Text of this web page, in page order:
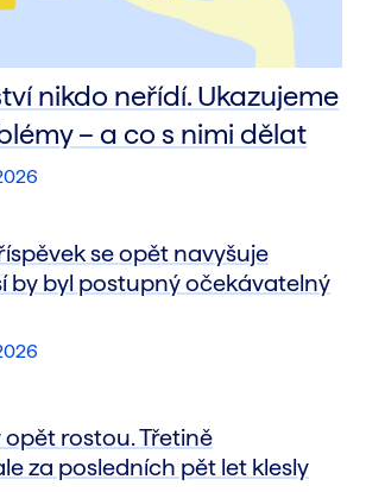
nikdo neřídí. Ukazujeme
– a co s nimi dělat
se opět navyšuje
by byl postupný očekávatelný
opět rostou. Třetině
za posledních pět let klesly